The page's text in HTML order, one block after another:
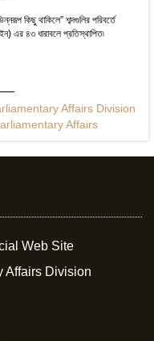
কিছু থাকিলে” শব্দগুলির পরিবর্তে
৪৩ ধারাবলে প্রতিস্থাপিত৷
Affairs Division
Affairs
Web Site
Affairs Division